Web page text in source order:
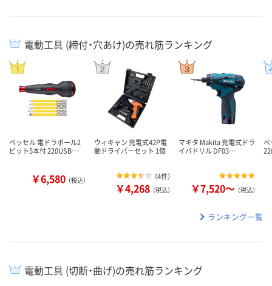
電動工具 (締付・穴あけ)の売れ筋ランキング
ベッセル 電ドラボール2
ビット5本付 220USB…
￥6,580 （税込）
ウィキャン 充電式42P電
動ドライバーセット 1個
（4件）
￥4,268 （税込）
マキタ Makita 充電式ドラ
イバドリル DF03…
￥7,520～ （税込）
ベ
ランキング一覧
電動工具 (切断・曲げ)の売れ筋ランキング